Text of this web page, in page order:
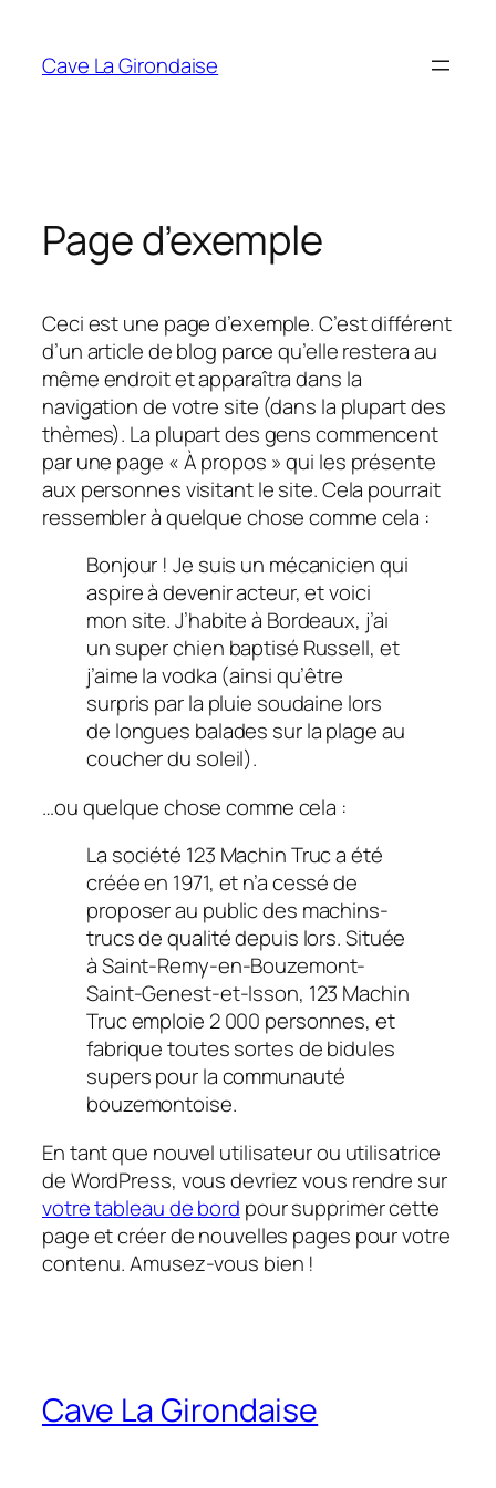
contenu
Cave La Girondaise
Page d’exemple
Ceci est une page d’exemple. C’est différent
d’un article de blog parce qu’elle restera au
même endroit et apparaîtra dans la
navigation de votre site (dans la plupart des
thèmes). La plupart des gens commencent
par une page « À propos » qui les présente
aux personnes visitant le site. Cela pourrait
ressembler à quelque chose comme cela :
Bonjour ! Je suis un mécanicien qui
aspire à devenir acteur, et voici
mon site. J’habite à Bordeaux, j’ai
un super chien baptisé Russell, et
j’aime la vodka (ainsi qu’être
surpris par la pluie soudaine lors
de longues balades sur la plage au
coucher du soleil).
…ou quelque chose comme cela :
La société 123 Machin Truc a été
créée en 1971, et n’a cessé de
proposer au public des machins-
trucs de qualité depuis lors. Située
à Saint-Remy-en-Bouzemont-
Saint-Genest-et-Isson, 123 Machin
Truc emploie 2 000 personnes, et
fabrique toutes sortes de bidules
supers pour la communauté
bouzemontoise.
En tant que nouvel utilisateur ou utilisatrice
de WordPress, vous devriez vous rendre sur
votre tableau de bord pour supprimer cette
page et créer de nouvelles pages pour votre
contenu. Amusez-vous bien !
Cave La Girondaise